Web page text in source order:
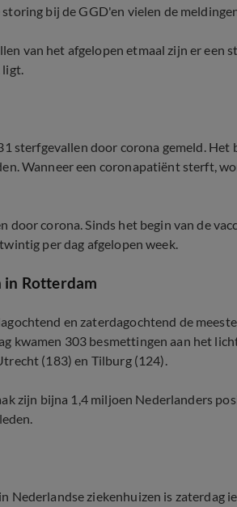
bij de GGD'en vielen de
van het afgelopen etmaal zijn er een
ligt.
sterfgevallen door corona gemeld.
Wanneer een coronapatiënt sterft,
door corona. Sinds het begin van de
per dag afgelopen week.
in Rotterdam
en zaterdagochtend de
kwamen 303 besmettingen aan het
(183) en Tilburg (124).
zijn bijna 1,4 miljoen Nederlanders
Nederlandse ziekenhuizen is zaterdag